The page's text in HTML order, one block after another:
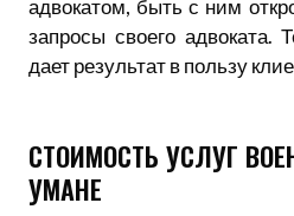
адвокатом, быть с ним
запросы своего адвоката.
дает результат в пользу
СТОИМОСТЬ УСЛУГ
УМАНЕ